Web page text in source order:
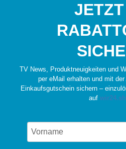
TV News, Produktneuigkeiten und
per eMail erhalten und mit
Einkaufsgutschein sichern –
auf